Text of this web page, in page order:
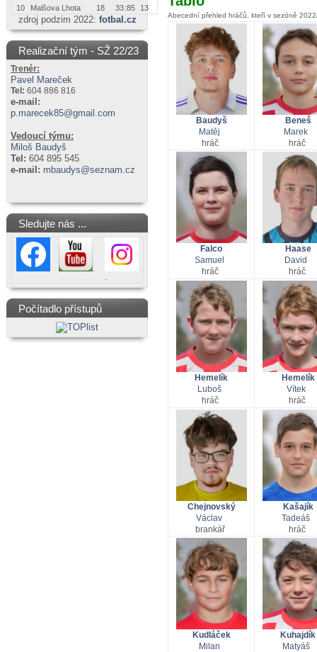
10
Malšova Lhota 18 33:85 13
zdroj podzim 2022: fotbal.cz
Realizační tým - SŽ 22/23
Trenér:
Pavel Mareček
Tel: 604 886 816
e-mail:
p.marecek85@gmail.com
Vedoucí týmu:
Miloš Baudyš
Tel: 604 895 545
e-mail: mbaudys@seznam.cz
Sledujte nás ...
.
.
Počítadlo přístupů
Abecední přehled hráčů, kteří v sezóně
Baudyš
Matěj
hráč
Beneš
Marek
hráč
Falco
Samuel
hráč
Haase
David
hráč
Hemelík
Luboš
hráč
Hemelík
Vítek
hráč
Chejnovský
Václav
brankář
Kašajík
Tadeáš
hráč
Kudláček
Milan
Kuhajdík
Matyáš